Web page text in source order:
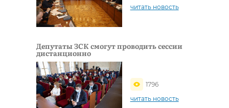
читать новость
Депутаты ЗСК смогут проводить сессии
дистанционно
1796
читать новость